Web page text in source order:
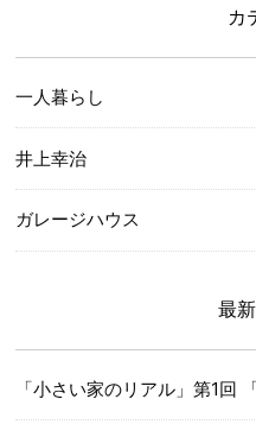
カ
一人暮らし
井上幸治
ガレージハウス
最
「小さい家のリアル」第1回